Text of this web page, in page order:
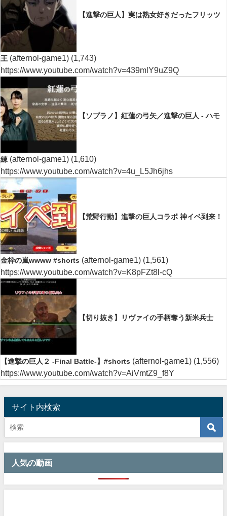
【進撃の巨人】実は熟女好きだったフリッツ
王 (afternol-game1) (1,743)
https://www.youtube.com/watch?v=439mlY9uZ9Q
【ソプラノ】紅蓮の弓矢／進撃の巨人 - ハモ
練 (afternol-game1) (1,610)
https://www.youtube.com/watch?v=4u_L5Jh6jhs
【荒野行動】進撃の巨人コラボ 神イベ到来！
金枠の嵐wwww #shorts (afternol-game1) (1,561)
https://www.youtube.com/watch?v=K8pFZt8l-cQ
【切り抜き】リヴァイの手柄奪う新米兵士
【進撃の巨人２ -Final Battle-】#shorts (afternol-game1) (1,556)
https://www.youtube.com/watch?v=AiVmtZ9_f8Y
サイト内検索
人気の動画